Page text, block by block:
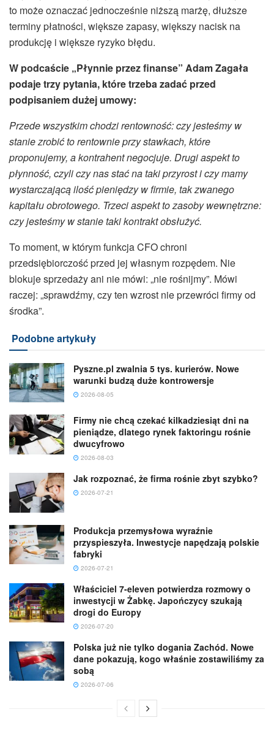
to może oznaczać jednocześnie niższą marżę, dłuższe
terminy płatności, większe zapasy, większy nacisk na
produkcję i większe ryzyko błędu.
W podcaście „Płynnie przez finanse” Adam Zagała
podaje trzy pytania, które trzeba zadać przed
podpisaniem dużej umowy:
Przede wszystkim chodzi rentowność: czy jesteśmy w
stanie zrobić to rentownie przy stawkach, które
proponujemy, a kontrahent negocjuje. Drugi aspekt to
płynność, czyli czy nas stać na taki przyrost i czy mamy
wystarczającą ilość pieniędzy w firmie, tak zwanego
kapitału obrotowego. Trzeci aspekt to zasoby wewnętrzne:
czy jesteśmy w stanie taki kontrakt obsłużyć.
To moment, w którym funkcja CFO chroni
przedsiębiorczość przed jej własnym rozpędem. Nie
blokuje sprzedaży ani nie mówi: „nie rośnijmy”. Mówi
raczej: „sprawdźmy, czy ten wzrost nie przewróci firmy od
środka”.
Podobne artykuły
Pyszne.pl zwalnia 5 tys. kurierów. Nowe
warunki budzą duże kontrowersje
2026-08-05
Firmy nie chcą czekać kilkadziesiąt dni na
pieniądze, dlatego rynek faktoringu rośnie
dwucyfrowo
2026-08-03
Jak rozpoznać, że firma rośnie zbyt szybko?
2026-07-21
Produkcja przemysłowa wyraźnie
przyspieszyła. Inwestycje napędzają polskie
fabryki
2026-07-21
Właściciel 7-eleven potwierdza rozmowy o
inwestycji w Żabkę. Japończycy szukają
drogi do Europy
2026-07-20
Polska już nie tylko dogania Zachód. Nowe
dane pokazują, kogo właśnie zostawiliśmy za
sobą
2026-07-06